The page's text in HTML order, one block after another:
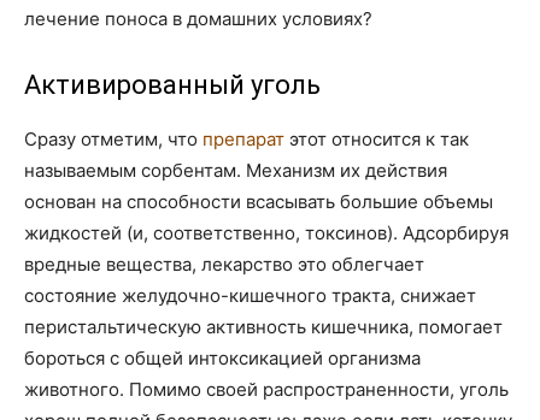
лечение поноса в домашних условиях?
Активированный уголь
Сразу отметим, что препарат этот относится к так
называемым сорбентам. Механизм их действия
основан на способности всасывать большие объемы
жидкостей (и, соответственно, токсинов). Адсорбируя
вредные вещества, лекарство это облегчает
состояние желудочно-кишечного тракта, снижает
перистальтическую активность кишечника, помогает
бороться с общей интоксикацией организма
животного. Помимо своей распространенности, уголь